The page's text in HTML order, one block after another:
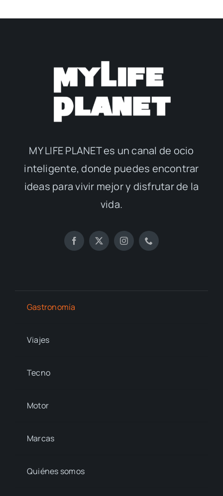
MY LIFE PLANET es un canal de ocio
inteligente, donde puedes encontrar
ideas para vivir mejor y disfrutar de la
vida.
Gastronomía
Viajes
Tecno
Motor
Marcas
Quiénes somos